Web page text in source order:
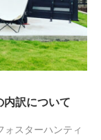
内訳について
ォスターハンティ